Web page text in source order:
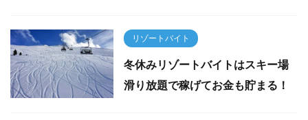
リゾートバイト
冬休みリゾートバイトはスキー場
滑り放題で稼げてお金も貯まる！